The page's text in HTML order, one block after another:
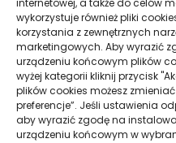
internetowej, a także do celów
wykorzystuje również pliki
korzystania z zewnętrznych
marketingowych. Aby wyrazić
urządzeniu końcowym plików
wyżej kategorii kliknij przycisk
plików cookies możesz
preferencje”. Jeśli ustawienia
aby wyrazić zgodę na
urządzeniu końcowym w
styczeń 2026
grudzień 2025
listopad 2025